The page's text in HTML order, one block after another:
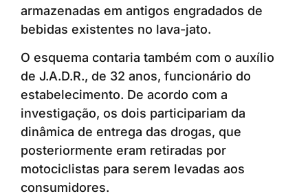
armazenadas em antigos engradados de
bebidas existentes no lava-jato.
O esquema contaria também com o auxílio
de J.A.D.R., de 32 anos, funcionário do
estabelecimento. De acordo com a
investigação, os dois participariam da
dinâmica de entrega das drogas, que
posteriormente eram retiradas por
motociclistas para serem levadas aos
consumidores.